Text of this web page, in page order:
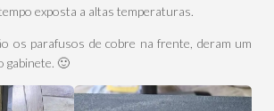
exposta a altas temperaturas.
os parafusos de cobre na frente, deram um
gabinete. 🙂